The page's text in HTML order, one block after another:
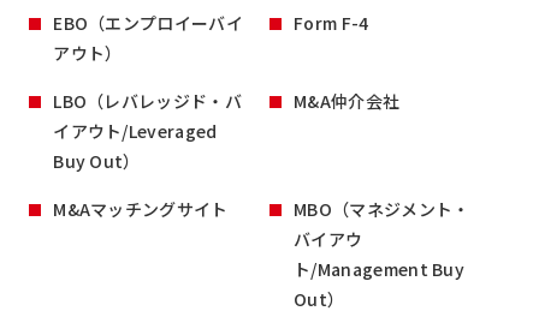
EBO（エンプロイーバイ
アウト）
Form F-4
LBO（レバレッジド・バ
イアウト/Leveraged
Buy Out）
M&A仲介会社
M&Aマッチングサイト
MBO（マネジメント・
バイアウ
ト/Management Buy
Out）